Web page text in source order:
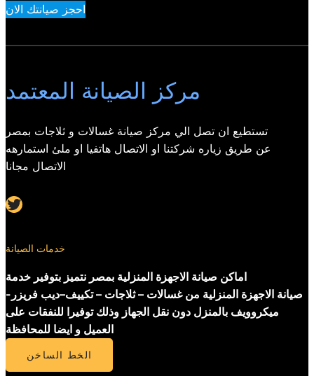
احجز صيانتك الان
مركز الصيانة المعتمد
تستطيع ان تصل الي مركز صيانة غسالات و ثلاجات بمصر
عن طريق زياره شركتنا او الاتصال هاتفيا او ملئ استمارهه
الاتصال مجانا
Twitter
خدمات الصيانة
اماكن صيانة الاجهزة المنزلية بمصر نتميز بتوفير خدمة
صيانة الاجهزة المنزلية من غسالات – ثلاجات – تكييف–ديب فريزر-
ميكروويف بالمنزل دون نقل الجهاز وذلك توفيرا للنفقات على
العميل و ايضا للمحافظة
الخط الساخن